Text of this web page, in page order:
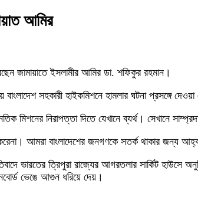
আমির
জামায়াতে ইসলামীর আমির ডা. শফিকুর রহমান।
সহকারী হাইকমিশনে হামলার ঘটনা প্রসঙ্গে
নিরাপত্তা দিতে যেখানে ব্যর্থ। সেখানে
আমরা বাংলাদেশের জনগণকে সতর্ক থাকার জন্য
ভারতের ত্রিপুরা রাজ্যের আগরতলার সার্কিট হাউসে
ভেঙে আগুন ধরিয়ে দেয়।